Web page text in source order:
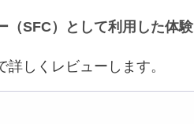
（SFC） として利用した体験
しくレビューします。